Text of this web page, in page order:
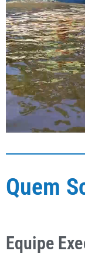
Quem
Equipe